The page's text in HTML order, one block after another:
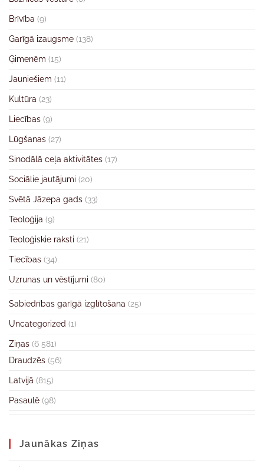
Brīvība (9)
Garīgā izaugsme (138)
Ģimenēm (15)
Jauniešiem (11)
Kultūra (23)
Liecības (9)
Lūgšanas (27)
Sinodālā ceļa aktivitātes (17)
Sociālie jautājumi (20)
Svētā Jāzepa gads (33)
Teoloģija (9)
Teoloģiskie raksti (21)
Tiecības (34)
Uzrunas un vēstījumi (80)
Sabiedrības garīgā izglītošana (25)
Uncategorized (1)
Ziņas (6 581)
Draudzēs (56)
Latvijā (815)
Pasaulē (98)
Jaunākas Ziņas